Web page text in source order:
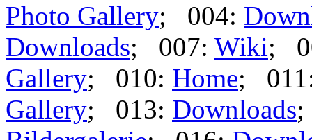
Photo Gallery; 004:
Downloads; 007: Wiki;
Gallery; 010: Home;
Gallery; 013: Downloads